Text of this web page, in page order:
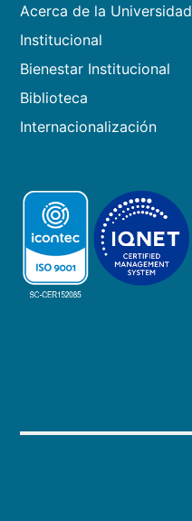
Acerca de la Universidad
Institucional
Bienestar Institucional
Biblioteca
Internacionalización